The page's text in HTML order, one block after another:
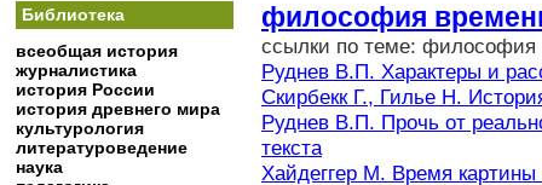
Библиотека
всеобщая история
журналистика
история России
история древнего мира
культурология
литературоведение
наука
философия
ссылки по теме: философия
Руднев В.П. Характеры и
Скирбекк Г., Гилье Н.
Руднев В.П. Прочь от
текста
Хайдеггер М. Время